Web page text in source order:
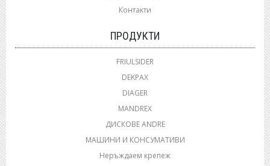
Контакти
ПРОДУКТИ
FRIULSIDER
DEKPAX
DIAGER
MANDREX
ДИСКОВЕ ANDRE
МАШИНИ И КОНСУМАТИВИ
Неръждаем крепеж